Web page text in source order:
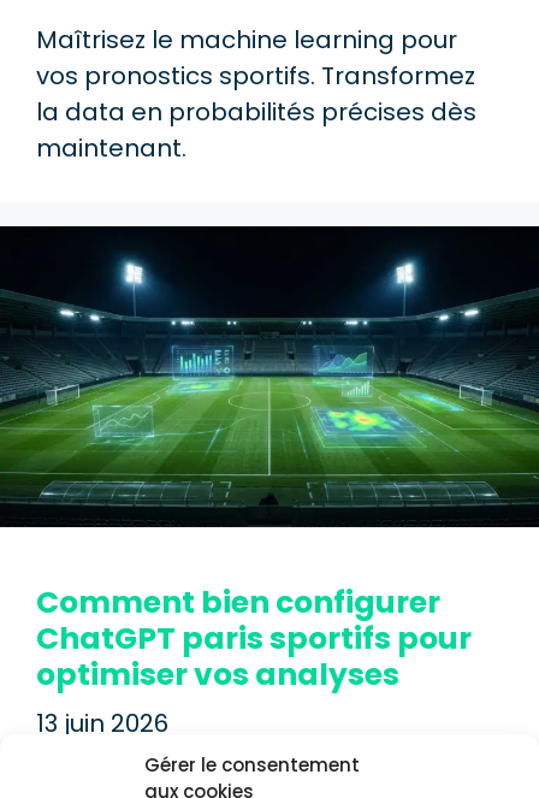
Gérer le consentement
aux cookies
Maîtrisez le machine learning pour
vos pronostics sportifs. Transformez
la data en probabilités précises dès
maintenant.
Comment bien configurer
ChatGPT paris sportifs pour
optimiser vos analyses
13 juin 2026